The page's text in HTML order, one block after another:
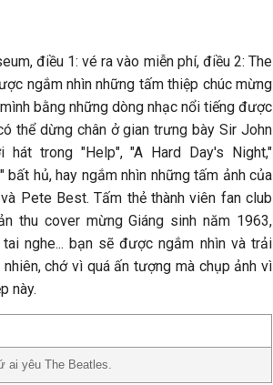
điều 1: vé ra vào miễn phí, điều 2: The
ngắm nhìn những tấm thiệp chúc mừng
bằng những dòng nhạc nổi tiếng được
thể dừng chân ở gian trưng bày Sir John
trong "Help", "A Hard Day's Night,"
hủ, hay ngắm nhìn những tấm ảnh của
Pete Best. Tấm thẻ thành viên fan club
thu cover mừng Giáng sinh năm 1963,
nghe... bạn sẽ được ngắm nhìn và trải
chớ vì quá ấn tượng mà chụp ảnh vì
này.
ai yêu The Beatles.